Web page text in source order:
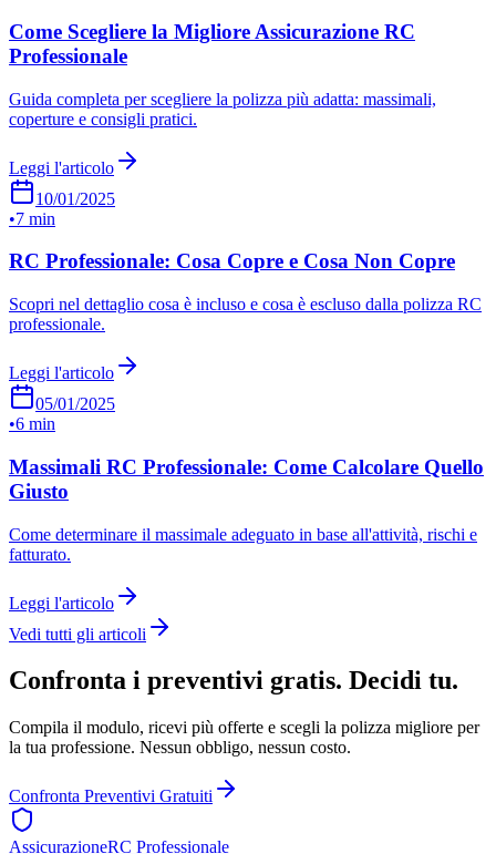
Come Scegliere la Migliore Assicurazione RC
Professionale
Guida completa per scegliere la polizza più adatta: massimali,
coperture e consigli pratici.
Leggi l'articolo
10/01/2025
•7 min
RC Professionale: Cosa Copre e Cosa Non Copre
Scopri nel dettaglio cosa è incluso e cosa è escluso dalla polizza RC
professionale.
Leggi l'articolo
05/01/2025
•6 min
Massimali RC Professionale: Come Calcolare Quello
Giusto
Come determinare il massimale adeguato in base all'attività, rischi e
fatturato.
Leggi l'articolo
Vedi tutti gli articoli
Confronta i preventivi gratis. Decidi tu.
Compila il modulo, ricevi più offerte e scegli la polizza migliore per
la tua professione. Nessun obbligo, nessun costo.
Confronta Preventivi Gratuiti
AssicurazioneRC Professionale